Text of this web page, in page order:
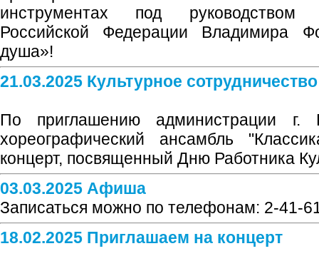
инструментах под руководством
Российской Федерации Владимира
душа»!
21.03.2025 Культурное сотрудничество
По приглашению администрации г.
хореографический ансамбль
концерт, посвященный Дню Работника
03.03.2025 Афиша
Записаться можно по телефонам: 2-41-
18.02.2025 Приглашаем на концерт